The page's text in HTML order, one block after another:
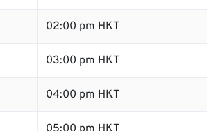
02:00 pm HKT
03:00 pm HKT
04:00 pm HKT